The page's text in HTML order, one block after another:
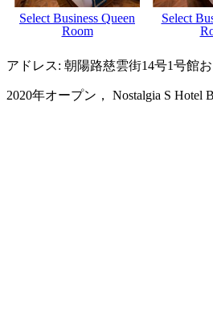
Select Business Queen
Room
Select
アドレス: 朝陽路慈雲街14号1号館
2020年オープン， Nostalgia S Hotel